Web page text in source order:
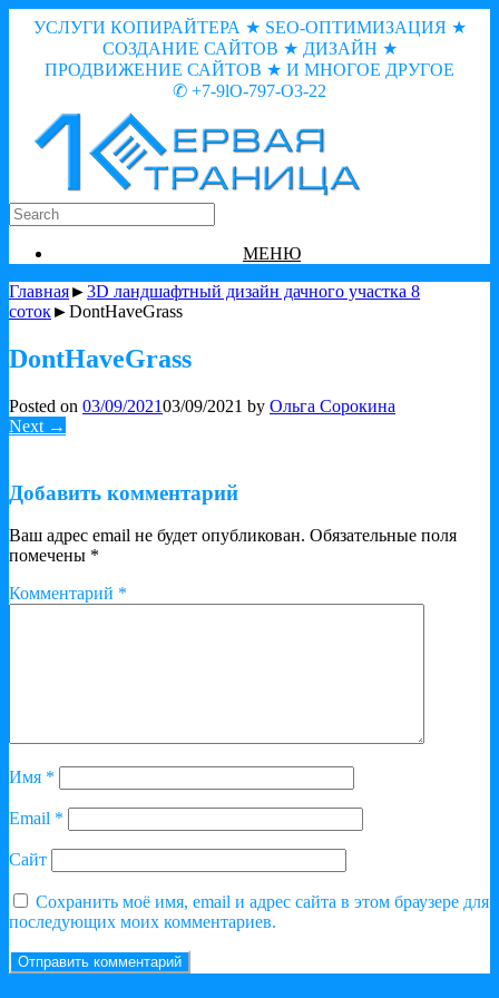
УСЛУГИ КОПИРАЙТЕРА ★ SEO-ОПТИМИЗАЦИЯ ★
СОЗДАНИЕ САЙТОВ ★ ДИЗАЙН ★
ПРОДВИЖЕНИЕ САЙТОВ ★ И МНОГОЕ ДРУГОЕ
✆ +7-9lO-797-O3-22
МЕНЮ
Главная►3D ландшафтный дизайн дачного участка 8
соток►DontHaveGrass
DontHaveGrass
Posted on 03/09/202103/09/2021 by Ольга Сорокина
Next →
Добавить комментарий
Ваш адрес email не будет опубликован. Обязательные поля
помечены *
Комментарий *
Имя *
Email *
Сайт
Сохранить моё имя, email и адрес сайта в этом браузере для
последующих моих комментариев.